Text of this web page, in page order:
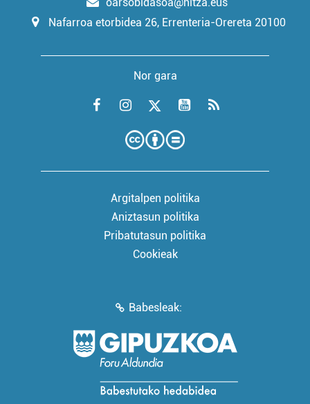
Nafarroa etorbidea 26, Errenteria-Orereta 20100
Nor gara
Argitalpen politika
Aniztasun politika
Pribatutasun politika
Cookieak
Babesleak: